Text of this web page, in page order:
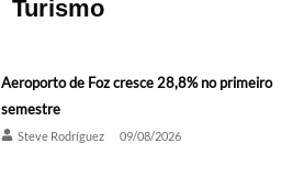
Turismo
Aeroporto de Foz cresce 28,8% no primeiro
semestre
Steve Rodríguez 09/08/2026